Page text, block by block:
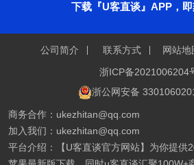
下载『U客直谈』APP，即
公司简介 联系方式 网站地
浙ICP备2021006204
浙公网安备
商务合作：ukezhitan@qq.com
加入我们：ukezhitan@qq.com
平台介绍：【U客直谈官方网站】为你提供